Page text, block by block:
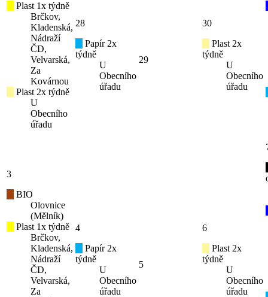
Plast 1x týdně
Brčkov,
Kladenská,
Nádraží
ČD,
Velvarská,
Za
Kovárnou
Plast 2x týdně
U
Obecního
úřadu
28
Papír 2x
týdně
U
Obecního
úřadu
29
30
Plast 2x
týdně
U
Obecního
úřadu
3
BIO
Olovnice
(Mělník)
Plast 1x týdně
Brčkov,
Kladenská,
Nádraží
ČD,
Velvarská,
Za
4
Papír 2x
týdně
U
Obecního
úřadu
5
6
Plast 2x
týdně
U
Obecního
úřadu